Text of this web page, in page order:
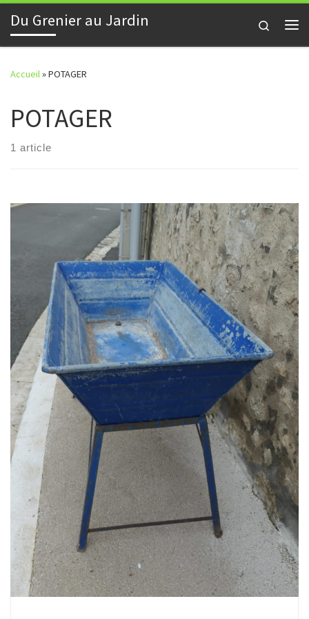
Skip to content
Du Grenier au Jardin
Search
Accueil»POTAGER
POTAGER
1 article